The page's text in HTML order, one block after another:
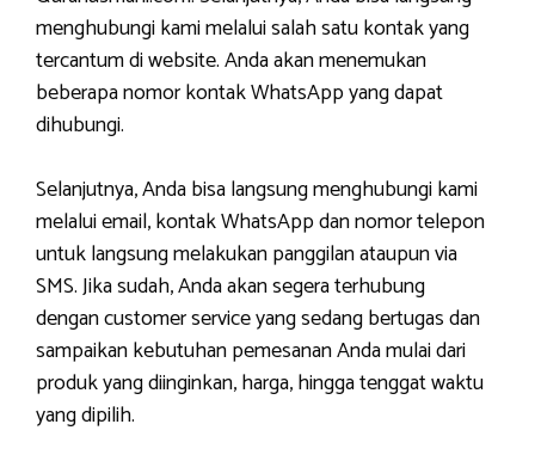
menghubungi kami melalui salah satu kontak yang
tercantum di website. Anda akan menemukan
beberapa nomor kontak WhatsApp yang dapat
dihubungi.
Selanjutnya, Anda bisa langsung menghubungi kami
melalui email, kontak WhatsApp dan nomor telepon
untuk langsung melakukan panggilan ataupun via
SMS. Jika sudah, Anda akan segera terhubung
dengan customer service yang sedang bertugas dan
sampaikan kebutuhan pemesanan Anda mulai dari
produk yang diinginkan, harga, hingga tenggat waktu
yang dipilih.